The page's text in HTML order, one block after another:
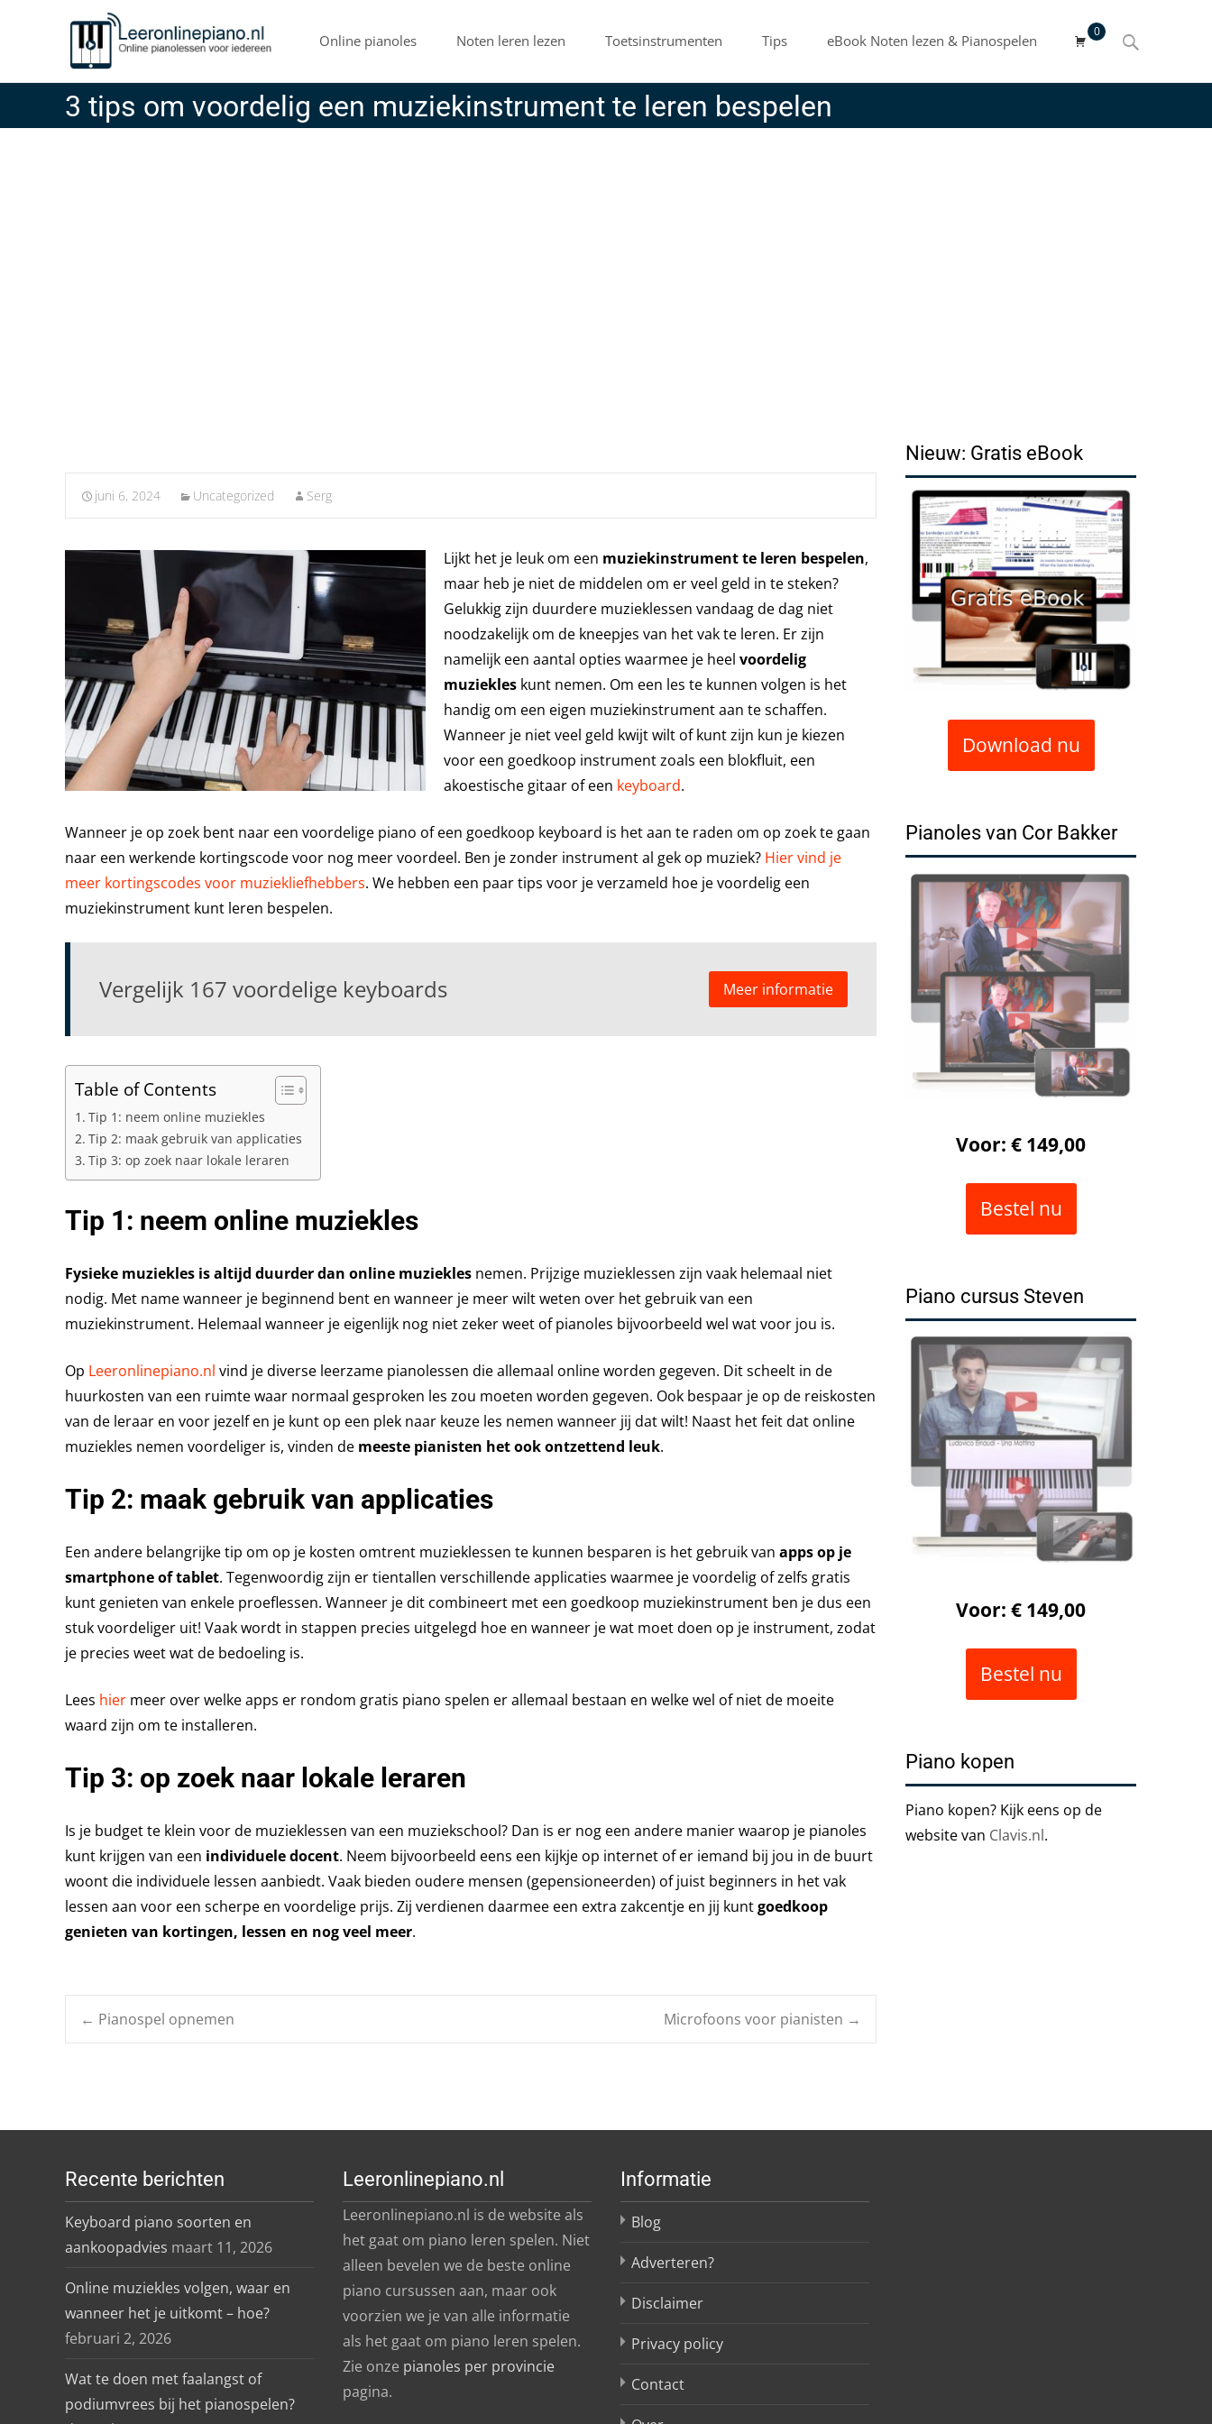
Online pianoles Noten leren lezen Toetsinstrumenten Tips eBook Noten lezen & Pianospelen
0
Search
3 tips om voordelig een muziekinstrument te leren bespelen
juni 6, 2024 Uncategorized Serg
Lijkt het je leuk om een muziekinstrument te leren bespelen,
maar heb je niet de middelen om er veel geld in te steken?
Gelukkig zijn duurdere muzieklessen vandaag de dag niet
noodzakelijk om de kneepjes van het vak te leren. Er zijn
namelijk een aantal opties waarmee je heel voordelig
muziekles kunt nemen. Om een les te kunnen volgen is het
handig om een eigen muziekinstrument aan te schaffen.
Wanneer je niet veel geld kwijt wilt of kunt zijn kun je kiezen
voor een goedkoop instrument zoals een blokfluit, een
akoestische gitaar of een keyboard.
Wanneer je op zoek bent naar een voordelige piano of een goedkoop keyboard is het aan te raden om op zoek te gaan
naar een werkende kortingscode voor nog meer voordeel. Ben je zonder instrument al gek op muziek? Hier vind je
meer kortingscodes voor muziekliefhebbers. We hebben een paar tips voor je verzameld hoe je voordelig een
muziekinstrument kunt leren bespelen.
Vergelijk 167 voordelige keyboards Meer informatie
Table of Contents
Tip 1: neem online muziekles
Tip 2: maak gebruik van applicaties
Tip 3: op zoek naar lokale leraren
Tip 1: neem online muziekles
Fysieke muziekles is altijd duurder dan online muziekles nemen. Prijzige muzieklessen zijn vaak helemaal niet
nodig. Met name wanneer je beginnend bent en wanneer je meer wilt weten over het gebruik van een
muziekinstrument. Helemaal wanneer je eigenlijk nog niet zeker weet of pianoles bijvoorbeeld wel wat voor jou is.
Op Leeronlinepiano.nl vind je diverse leerzame pianolessen die allemaal online worden gegeven. Dit scheelt in de
huurkosten van een ruimte waar normaal gesproken les zou moeten worden gegeven. Ook bespaar je op de reiskosten
van de leraar en voor jezelf en je kunt op een plek naar keuze les nemen wanneer jij dat wilt! Naast het feit dat online
muziekles nemen voordeliger is, vinden de meeste pianisten het ook ontzettend leuk.
Tip 2: maak gebruik van applicaties
Een andere belangrijke tip om op je kosten omtrent muzieklessen te kunnen besparen is het gebruik van apps op je
smartphone of tablet. Tegenwoordig zijn er tientallen verschillende applicaties waarmee je voordelig of zelfs gratis
kunt genieten van enkele proeflessen. Wanneer je dit combineert met een goedkoop muziekinstrument ben je dus een
stuk voordeliger uit! Vaak wordt in stappen precies uitgelegd hoe en wanneer je wat moet doen op je instrument, zodat
je precies weet wat de bedoeling is.
Lees hier meer over welke apps er rondom gratis piano spelen er allemaal bestaan en welke wel of niet de moeite
waard zijn om te installeren.
Tip 3: op zoek naar lokale leraren
Is je budget te klein voor de muzieklessen van een muziekschool? Dan is er nog een andere manier waarop je pianoles
kunt krijgen van een individuele docent. Neem bijvoorbeeld eens een kijkje op internet of er iemand bij jou in de buurt
woont die individuele lessen aanbiedt. Vaak bieden oudere mensen (gepensioneerden) of juist beginners in het vak
lessen aan voor een scherpe en voordelige prijs. Zij verdienen daarmee een extra zakcentje en jij kuntgoedkoop
genieten van kortingen, lessen en nog veel meer.
Post
← Pianospel opnemen Microfoons voor pianisten →
Nieuw: Gratis eBook
Download nu
Pianoles van Cor Bakker
Voor: € 149,00
Bestel nu
Piano cursus Steven
Voor: € 149,00
Bestel nu
Piano kopen
Piano kopen? Kijk eens op de
website van Clavis.nl.
Recente berichten
Keyboard piano soorten en
aankoopadvies maart 11, 2026
Online muziekles volgen, waar en
wanneer het je uitkomt – hoe?
februari 2, 2026
Wat te doen met faalangst of
podiumvrees bij het pianospelen?
Leeronlinepiano.nl
Leeronlinepiano.nl is de website als
het gaat om piano leren spelen. Niet
alleen bevelen we de beste online
piano cursussen aan, maar ook
voorzien we je van alle informatie
als het gaat om piano leren spelen.
Zie onze pianoles per provincie
pagina.
Informatie
Blog
Adverteren?
Disclaimer
Privacy policy
Contact